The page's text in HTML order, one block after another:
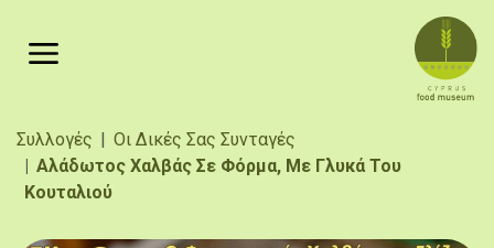
Breadcrumb
Συλλογές
Οι Δικές Σας Συνταγές
Αλάδωτος Χαλβάς Σε Φόρμα, Με Γλυκά Του
Κουταλιού